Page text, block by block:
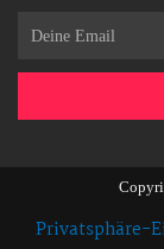
Privatsphäre-